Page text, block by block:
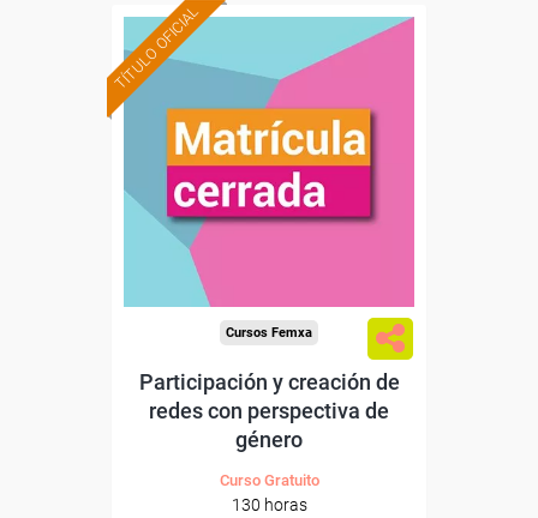
TÍTULO OFICIAL
Cursos Femxa
Participación y creación de
redes con perspectiva de
género
Curso Gratuito
130 horas